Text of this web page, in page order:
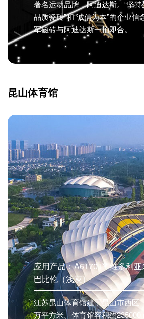
著名运动品牌，阿迪达斯。“坚
品质瓷砖”和“诚信为本”的企业信
军磁砖与阿迪达斯一拍即合。
昆山体育馆
应用产品：A61701Y-维多利
巴比伦（浅灰）
江苏昆山体育馆建于昆山市西区
万平方米。体育馆容积约235000